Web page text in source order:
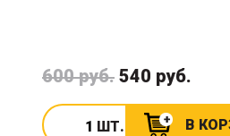
600 руб. 540 руб.
ШТ. В